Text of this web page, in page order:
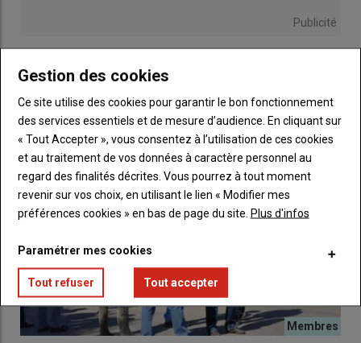
Publicité
LES PLUS LUS
Gestion des cookies
Ce site utilise des cookies pour garantir le bon fonctionnement
des services essentiels et de mesure d’audience. En cliquant sur
« Tout Accepter », vous consentez à l’utilisation de ces cookies
et au traitement de vos données à caractère personnel au
regard des finalités décrites. Vous pourrez à tout moment
revenir sur vos choix, en utilisant le lien « Modifier mes
préférences cookies » en bas de page du site. Plus d'infos
Paramétrer mes cookies
Tout refuser Tout accepter